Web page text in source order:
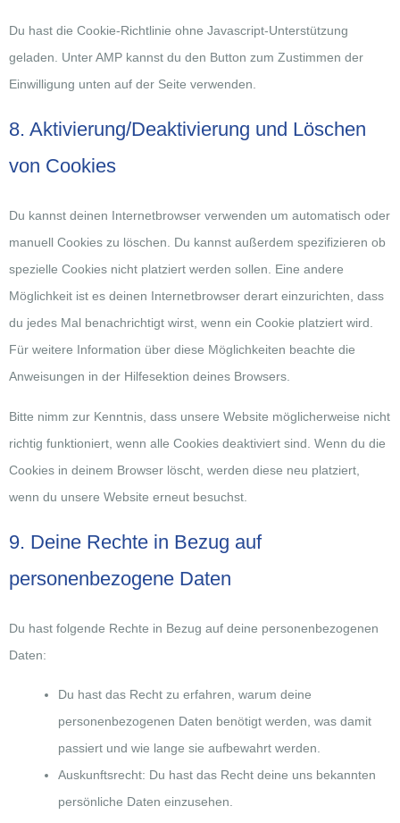
Du hast die Cookie-Richtlinie ohne Javascript-Unterstützung
geladen. Unter AMP kannst du den Button zum Zustimmen der
Einwilligung unten auf der Seite verwenden.
8. Aktivierung/Deaktivierung und Löschen
von Cookies
Du kannst deinen Internetbrowser verwenden um automatisch oder
manuell Cookies zu löschen. Du kannst außerdem spezifizieren ob
spezielle Cookies nicht platziert werden sollen. Eine andere
Möglichkeit ist es deinen Internetbrowser derart einzurichten, dass
du jedes Mal benachrichtigt wirst, wenn ein Cookie platziert wird.
Für weitere Information über diese Möglichkeiten beachte die
Anweisungen in der Hilfesektion deines Browsers.
Bitte nimm zur Kenntnis, dass unsere Website möglicherweise nicht
richtig funktioniert, wenn alle Cookies deaktiviert sind. Wenn du die
Cookies in deinem Browser löscht, werden diese neu platziert,
wenn du unsere Website erneut besuchst.
9. Deine Rechte in Bezug auf
personenbezogene Daten
Du hast folgende Rechte in Bezug auf deine personenbezogenen
Daten:
Du hast das Recht zu erfahren, warum deine
personenbezogenen Daten benötigt werden, was damit
passiert und wie lange sie aufbewahrt werden.
Auskunftsrecht: Du hast das Recht deine uns bekannten
persönliche Daten einzusehen.